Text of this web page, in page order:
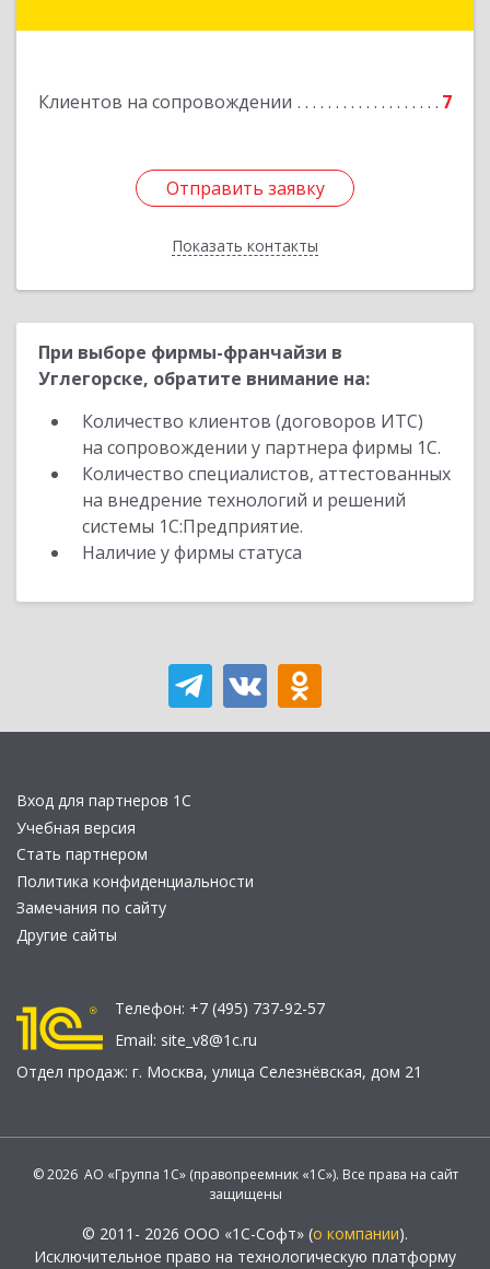
Клиентов на сопровождении 7
Отправить заявку
Показать контакты
Отправить заявку
Назад
При выборе фирмы-франчайзи в
Углегорске, обратите внимание на:
Количество клиентов (договоров ИТС)
на сопровождении у партнера фирмы 1С.
Количество специалистов, аттестованных
на внедрение технологий и решений
системы 1С:Предприятие.
Наличие у фирмы статуса
Вход для партнеров 1С
Учебная версия
Стать партнером
Политика конфиденциальности
Замечания по сайту
Другие сайты
Телефон: +7 (495) 737-92-57
Email: site_v8@1c.ru
Отдел продаж: г. Москва, улица Селезнёвская, дом 21
© 2026 АО «Группа 1С» (правопреемник «1С»). Все права на сайт
защищены
© 2011- 2026 ООО «1С-Софт» (о компании).
Исключительное право на технологическую платформу